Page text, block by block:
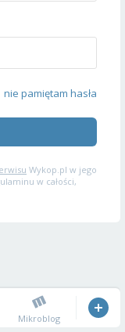
nie pamiętam hasła
Wykop.pl w jego
w całości,
Mikroblog